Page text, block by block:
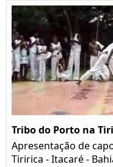
Tribo do Porto na
Apresentação de
Tiririca - Itacaré -